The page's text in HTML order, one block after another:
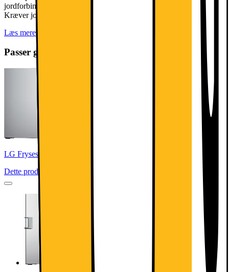
jordforbindelse. Denne kan tilkøbes i leveringsprocessen. NB!
Kræver jordforbindelse i din stikkontakt.
Læs mere
Passer godt sammen
LG Fryseskab GFT41PZGSZ (rustfrit stål)
Dette produkt er blevet bedømt til 4.7 ud af 5 stjerner.